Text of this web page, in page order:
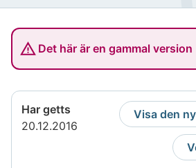
Det här är en gammal version
Har getts
20.12.2016
Visa den